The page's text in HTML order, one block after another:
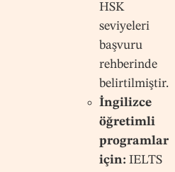
HSK
seviyeleri
başvuru
rehberinde
belirtilmiştir.
İngilizce
öğretimli
programlar
için: IELTS